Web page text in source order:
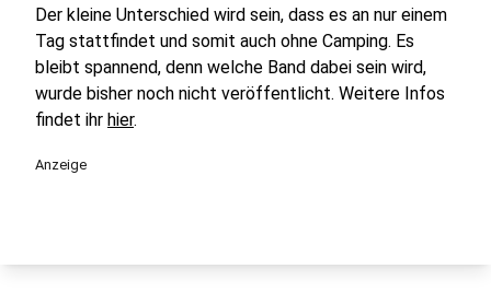
Der kleine Unterschied wird sein, dass es an nur einem
Tag stattfindet und somit auch ohne Camping. Es
bleibt spannend, denn welche Band dabei sein wird,
wurde bisher noch nicht veröffentlicht. Weitere Infos
findet ihr hier.
Anzeige